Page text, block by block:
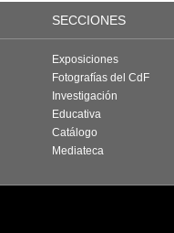
SECCIONES
Exposiciones
Fotografías del CdF
Investigación
Educativa
Catálogo
Mediateca